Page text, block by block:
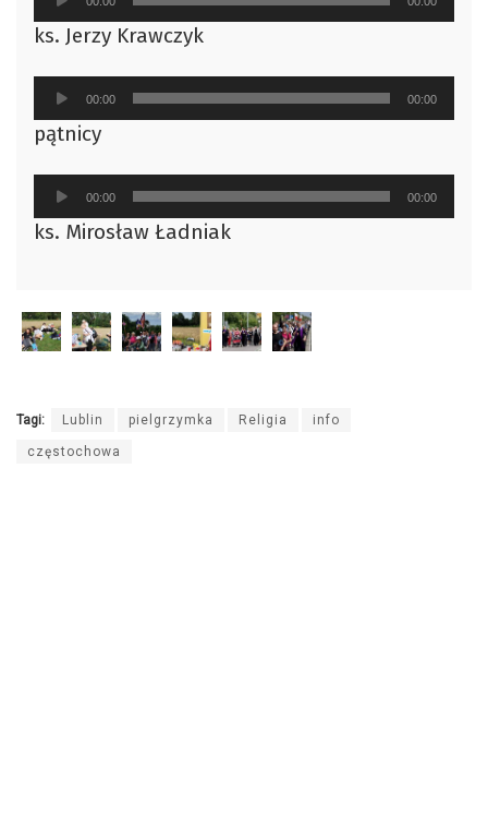
plików
dźwiękowych
ks. Jerzy Krawczyk
Odtwarzacz
plików
dźwiękowych
00:00 00:00
pątnicy
Odtwarzacz
plików
dźwiękowych
00:00 00:00
ks. Mirosław Ładniak
Tagi: Lublin pielgrzymka Religia info
częstochowa